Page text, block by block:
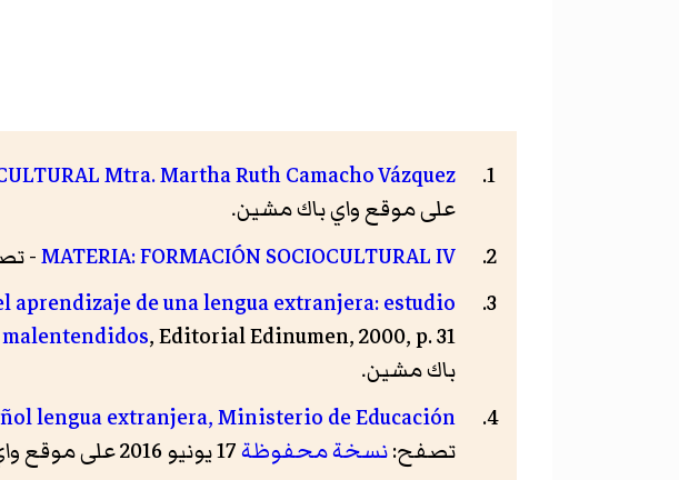
Mtra. Martha Ruth Camacho Vázquez
على موقع واي باك مشين.
MATERIA: FORMACIÓN SOCIOCULTURAL IV
-
de una lengua extranjera: estudio
, Editorial Edinumen, 2000, p. 31
باك مشين.
lengua extranjera, Ministerio de Educación
تصفح:نسخة محفوظة